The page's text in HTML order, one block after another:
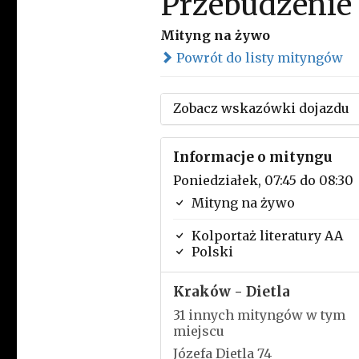
Mityng na żywo
Powrót do listy mityngów
Zobacz wskazówki dojazdu
Informacje o mityngu
Poniedziałek, 07:45 do 08:30
Mityng na żywo
Kolportaż literatury AA
Polski
Kraków - Dietla
31 innych mityngów w tym
miejscu
Józefa Dietla 74